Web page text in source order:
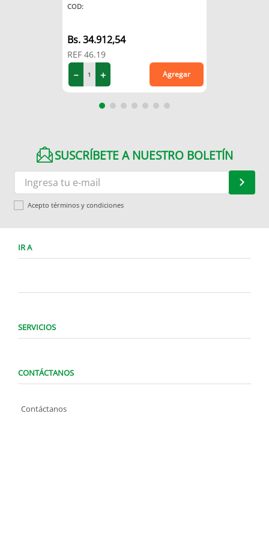
COD:
34.912,54
REF 46.19
＋
－ Agregar
SUSCRÍBETE A NUESTRO BOLETÍN
Acepto términos y condiciones
IR A
SERVICIOS
CONTÁCTANOS
Contáctanos